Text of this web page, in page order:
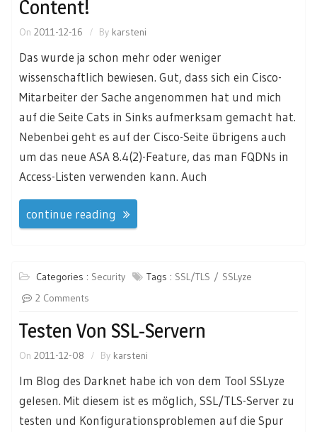
Content!
On 2011-12-16 By karsteni
Das wurde ja schon mehr oder weniger
wissenschaftlich bewiesen. Gut, dass sich ein Cisco-
Mitarbeiter der Sache angenommen hat und mich
auf die Seite Cats in Sinks aufmerksam gemacht hat.
Nebenbei geht es auf der Cisco-Seite übrigens auch
um das neue ASA 8.4(2)-Feature, das man FQDNs in
Access-Listen verwenden kann. Auch
continue reading
Categories : Security Tags : SSL/TLS
SSLyze
2 Comments
Testen Von SSL-Servern
On 2011-12-08 By karsteni
Im Blog des Darknet habe ich von dem Tool SSLyze
gelesen. Mit diesem ist es möglich, SSL/TLS-Server zu
testen und Konfigurationsproblemen auf die Spur